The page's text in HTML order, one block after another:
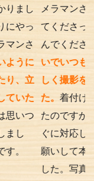
メラマンさんが根気
てくださったり落ち
んでくださったり、
いでいつもの笑顔が
しく撮影を行うこと
た。着付けとアテン
たのですが、撮影時
ぐに対応してくださ
願いして本当に良か
した。写真の仕上が